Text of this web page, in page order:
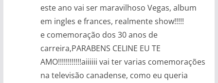
este ano vai ser maravilhoso Vegas, album
em ingles e frances, realmente show!!!!!
e comemoração dos 30 anos de
carreira,PARABENS CELINE EU TE
AMO!!!!!!!!!!!!aiiiiii vai ter varias comemorações
na televisão canadense, como eu queria